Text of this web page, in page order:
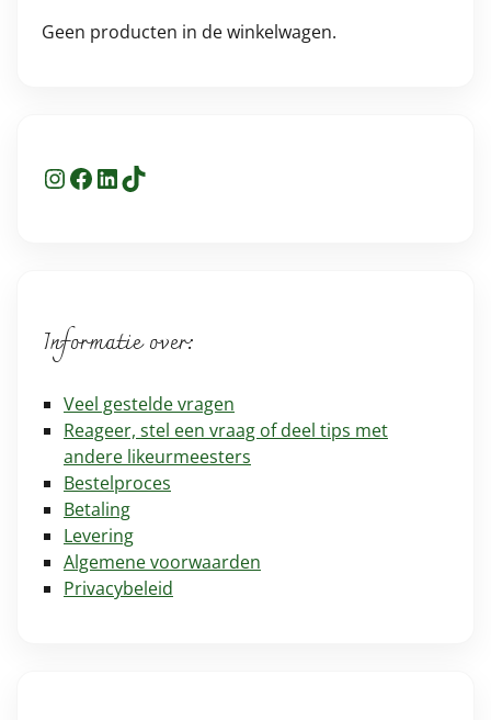
Geen producten in de winkelwagen.
Instagram
Facebook
LinkedIn
TikTok
Informatie over:
Veel gestelde vragen
Reageer, stel een vraag of deel tips met
andere likeurmeesters
Bestelproces
Betaling
Levering
Algemene voorwaarden
Privacybeleid